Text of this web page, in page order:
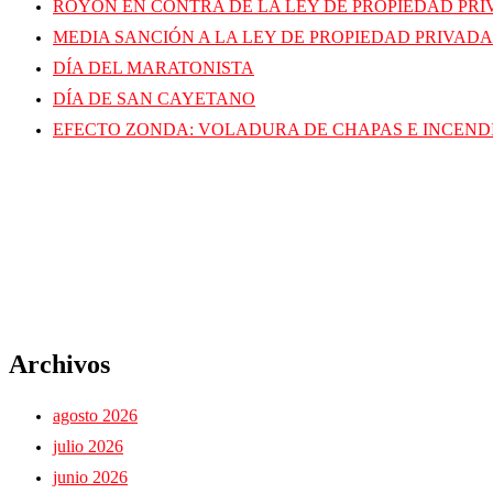
ROYON EN CONTRA DE LA LEY DE PROPIEDAD
MEDIA SANCIÓN A LA LEY DE PROPIEDAD PRIVADA
DÍA DEL MARATONISTA
DÍA DE SAN CAYETANO
EFECTO ZONDA: VOLADURA DE CHAPAS E
Archivos
agosto 2026
julio 2026
junio 2026